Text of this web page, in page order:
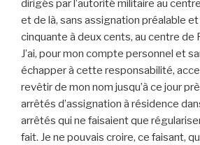
dirigés par l’autorité militaire au
et de là, sans assignation préalable
cin­quante à deux cents, au centre de
J’ai, pour mon compte personnel et
échapper à cette responsabilité,
revêtir de mon nom jusqu’à ce jour
arrêtés d’assignation à résidence
arrêtés qui ne faisaient que
fait. Je ne pouvais croire, ce faisant,